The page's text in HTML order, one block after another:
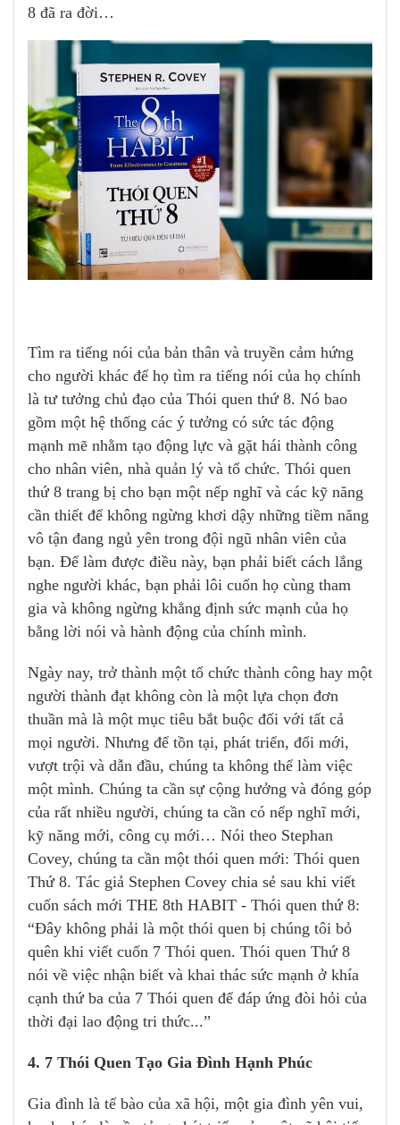
8 đã ra đời…
Tìm ra tiếng nói của bản thân và truyền cảm hứng
cho người khác để họ tìm ra tiếng nói của họ chính
là tư tưởng chủ đạo của Thói quen thứ 8. Nó bao
gồm một hệ thống các ý tưởng có sức tác động
mạnh mẽ nhằm tạo động lực và gặt hái thành công
cho nhân viên, nhà quản lý và tổ chức. Thói quen
thứ 8 trang bị cho bạn một nếp nghĩ và các kỹ năng
cần thiết để không ngừng khơi dậy những tiềm năng
vô tận đang ngủ yên trong đội ngũ nhân viên của
bạn. Để làm được điều này, bạn phải biết cách lắng
nghe người khác, bạn phải lôi cuốn họ cùng tham
gia và không ngừng khẳng định sức mạnh của họ
bằng lời nói và hành động của chính mình.
Ngày nay, trở thành một tổ chức thành công hay một
người thành đạt không còn là một lựa chọn đơn
thuần mà là một mục tiêu bắt buộc đối với tất cả
mọi người. Nhưng để tồn tại, phát triển, đổi mới,
vượt trội và dẫn đầu, chúng ta không thể làm việc
một mình. Chúng ta cần sự cộng hưởng và đóng góp
của rất nhiều người, chúng ta cần có nếp nghĩ mới,
kỹ năng mới, công cụ mới… Nói theo Stephan
Covey, chúng ta cần một thói quen mới: Thói quen
Thứ 8. Tác giả Stephen Covey chia sẻ sau khi viết
cuốn sách mới THE 8th HABIT - Thói quen thứ 8:
“Đây không phải là một thói quen bị chúng tôi bỏ
quên khi viết cuốn 7 Thói quen. Thói quen Thứ 8
nói về việc nhận biết và khai thác sức mạnh ở khía
cạnh thứ ba của 7 Thói quen để đáp ứng đòi hỏi của
thời đại lao động tri thức...”
4. 7 Thói Quen Tạo Gia Đình Hạnh Phúc
Gia đình là tế bào của xã hội, một gia đình yên vui,